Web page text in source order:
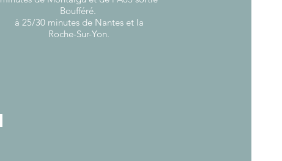
Boufféré.
à 25/30 minutes de Nantes et la
Roche-Sur-Yon.